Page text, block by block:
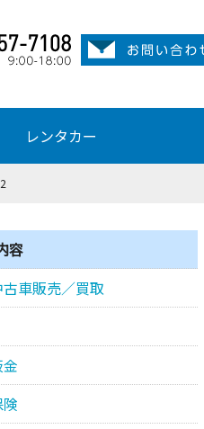
レンタカー
容
車販売／買取